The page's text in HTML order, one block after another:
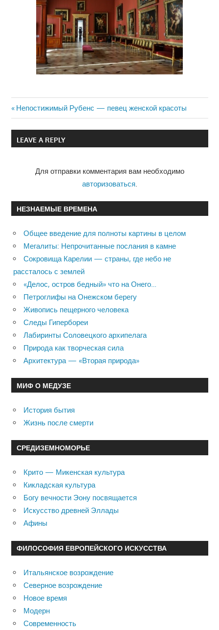
Навигация
по
Previous
Post:
Непостижимый Рубенс — певец женской красоты
LEAVE A REPLY
Для отправки комментария вам необходимо
авторизоваться
НЕЗНАЕМЫЕ ВРЕМЕНА
Общее введение для полноты картины в целом
Мегалиты: Непрочитанные послания в камне
Сокровища Карелии — страны, где небо не
рассталось с землей
«Делос, остров бедный» что на Онего…
Петроглифы на Онежском берегу
Живопись пещерного человека
Следы Гипербореи
Лабиринты Соловецкого архипелага
Природа как творческая сила
Архитектура — «Вторая природа»
МИФ О МЕДУЗЕ
История бытия
Жизнь после смерти
СРЕДИЗЕМНОМОРЬЕ
Крито — Микенская культура
Кикладская культура
Богу вечности Эону посвящается
Искусство древней Эллады
Афины
ФИЛОСОФИЯ ЕВРОПЕЙСКОГО ИСКУССТВА
Итальянское возрождение
Северное возрождение
Новое время
Модерн
Современность